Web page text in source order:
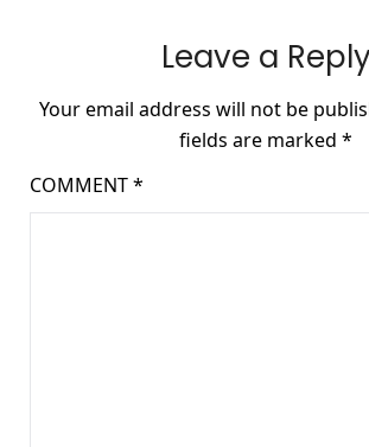
Leave a Reply
Your email address will not be
fields are marked *
COMMENT*